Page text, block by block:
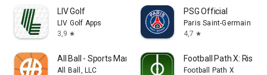
LIV Golf
LIV Golf Apps
3,9 star
PSG Official
Paris Saint-Germain
4,7 star
All Ball - Sports Management
All Ball, LLC
Football Path X: Rise
Football Path X